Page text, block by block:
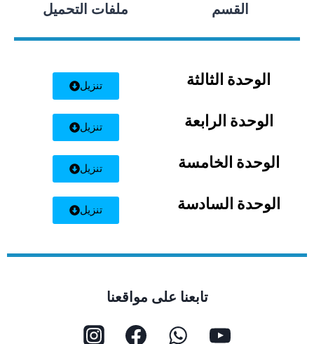
القسم ملفات التحميل
الوحدة الثالثة تنزيل
الوحدة الرابعة تنزيل
الوحدة الخامسة تنزيل
الوحدة السادسة تنزيل
تابعنا على مواقعنا